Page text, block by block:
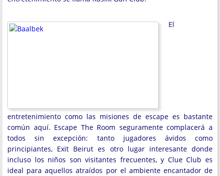
El
entretenimiento como las misiones de escape es bastante
común aquí. Escape The Room seguramente complacerá a
todos sin excepción: tanto jugadores ávidos como
principiantes, Exit Beirut es otro lugar interesante donde
incluso los niños son visitantes frecuentes, y Clue Club es
ideal para aquellos atraídos por el ambiente encantador de